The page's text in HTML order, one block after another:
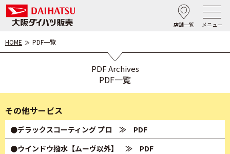
店舗一覧 メニュー
HOME PDF一覧
PDF Archives
PDF一覧
その他サービス
●デラックスコーティング プロ ≫ PDF
●ウインドウ撥水【ムーヴ以外】
≫ PDF